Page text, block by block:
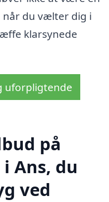
når du vælter dig i
klarsynede
uforpligtende
på
Ans, du
ved